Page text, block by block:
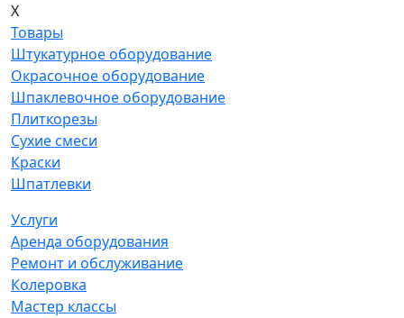
X
Товары
Штукатурное оборудование
Окрасочное оборудование
Шпаклевочное оборудование
Плиткорезы
Сухие смеси
Краски
Шпатлевки
Услуги
Аренда оборудования
Ремонт и обслуживание
Колеровка
Мастер классы